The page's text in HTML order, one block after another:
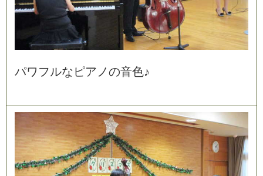
パワ フルなピア ノの音色♪